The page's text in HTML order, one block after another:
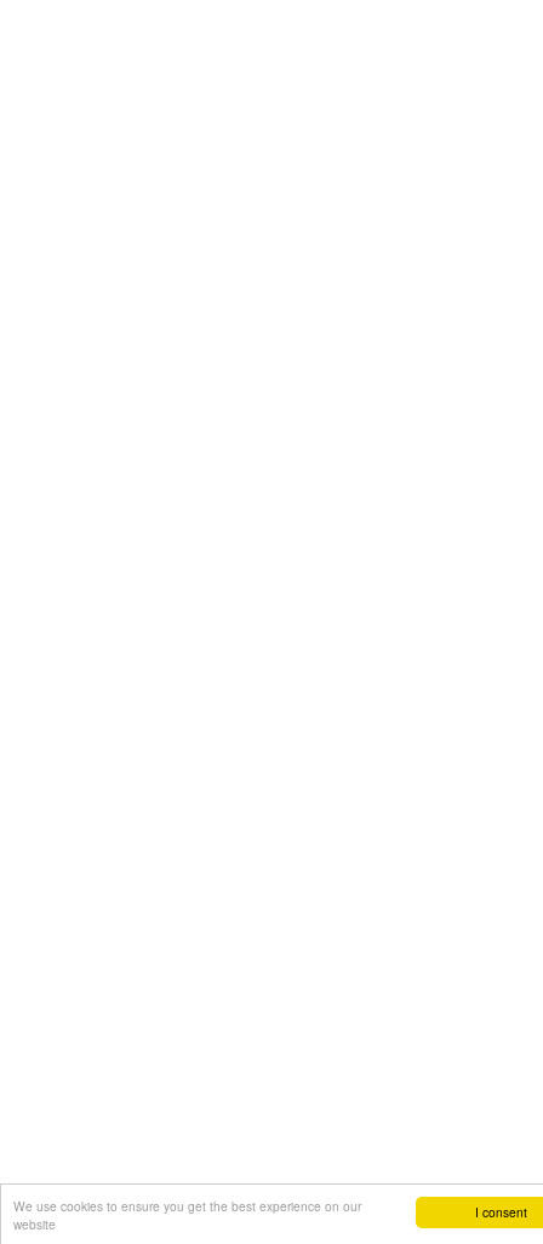
I consent
We use cookies to ensure you get the best experience on our
website